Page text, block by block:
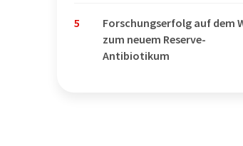
5
Forschungserfolg auf dem
zum neuem Reserve-
Antibiotikum